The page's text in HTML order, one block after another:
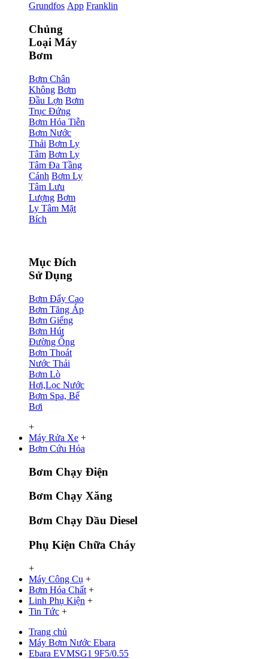
Grundfos App Franklin
Chủng
Loại Máy
Bơm
Bơm Chân
Không Bơm
Đầu Lợn Bơm
Trục Đứng
Bơm Hỏa Tiễn
Bơm Nước
Thải Bơm Ly
Tâm Bơm Ly
Tâm Đa Tầng
Cánh Bơm Ly
Tâm Lưu
Lượng Bơm
Ly Tâm Mặt
Bích
Mục Đích
Sử Dụng
Bơm Đẩy Cao
Bơm Tăng Áp
Bơm Giếng
Bơm Hút
Đường Ống
Bơm Thoát
Nước Thải
Bơm Lò
Hơi,Lọc Nước
Bơm Spa, Bể
Bơi
+
Máy Rửa Xe +
Bơm Cứu Hỏa
Bơm Chạy Điện
Bơm Chạy Xăng
Bơm Chạy Dầu Diesel
Phụ Kiện Chữa Cháy
+
Máy Công Cụ +
Bơm Hóa Chất +
Linh Phụ Kiện +
Tin Tức +
Trang chủ
Máy Bơm Nước Ebara
Ebara EVMSG1 9F5/0.55